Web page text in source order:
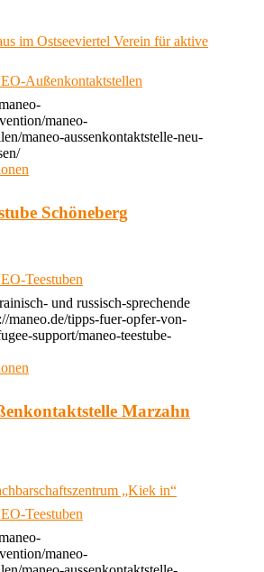
im Ostseeviertel Verein für aktive
Außenkontaktstellen
maneo-
maneo-aussenkontaktstelle-neu-
Schöneberg
Teestuben
und russisch-sprechende
maneo.de/tipps-fuer-opfer-von-
support/maneo-teestube-
Marzahn
„Kiek in“
Teestuben
maneo-